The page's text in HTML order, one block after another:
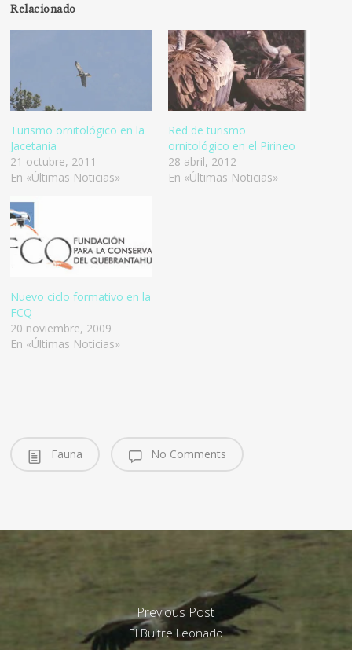
Relacionado
Turismo ornitológico en la
Jacetania
21 octubre, 2011
En «Últimas Noticias»
Red de turismo
ornitológico en el Pirineo
28 abril, 2012
En «Últimas Noticias»
Nuevo ciclo formativo en la
FCQ
20 noviembre, 2009
En «Últimas Noticias»
Fauna No Comments
Previous Post
El Buitre Leonado